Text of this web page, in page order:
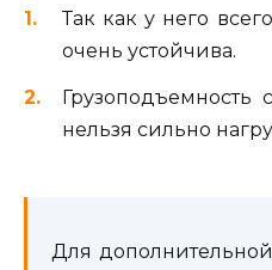
Так как у него
очень устойчива.
Грузоподъемность
нельзя сильно
Для